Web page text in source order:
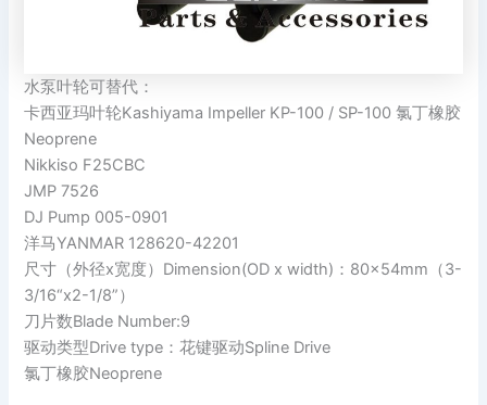
水泵叶轮可替代：
卡西亚玛叶轮Kashiyama Impeller KP-100 / SP-100 氯丁橡胶
Neoprene
Nikkiso F25CBC
JMP 7526
DJ Pump 005-0901
洋马YANMAR 128620-42201
尺寸（外径x宽度）Dimension(OD x width)：80x54mm（3-
3/16“x2-1/8”）
刀片数Blade Number:9
驱动类型Drive type：花键驱动Spline Drive
氯丁橡胶Neoprene